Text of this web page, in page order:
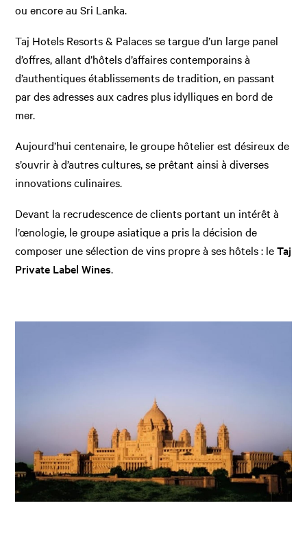
ou encore au Sri Lanka.
Taj Hotels Resorts & Palaces se targue d’un large panel
d’offres, allant d’hôtels d’affaires contemporains à
d’authentiques établissements de tradition, en passant
par des adresses aux cadres plus idylliques en bord de
mer.
Aujourd’hui centenaire, le groupe hôtelier est désireux de
s’ouvrir à d’autres cultures, se prêtant ainsi à diverses
innovations culinaires.
Devant la recrudescence de clients portant un intérêt à
l’œnologie, le groupe asiatique a pris la décision de
composer une sélection de vins propre à ses hôtels : leTaj
Private Label Wines.